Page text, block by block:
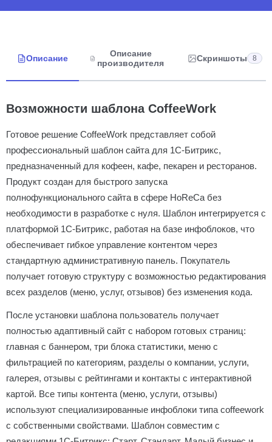
Описание
Описание
производителя
Скриншоты 8
Возможности шаблона CoffeeWork
Готовое решение CoffeeWork представляет собой
профессиональный шаблон сайта для 1С-Битрикс,
предназначенный для кофеен, кафе, пекарен и ресторанов.
Продукт создан для быстрого запуска
полнофункционального сайта в сфере HoReCa без
необходимости в разработке с нуля. Шаблон интегрируется с
платформой 1С-Битрикс, работая на базе инфоблоков, что
обеспечивает гибкое управление контентом через
стандартную административную панель. Покупатель
получает готовую структуру с возможностью редактирования
всех разделов (меню, услуг, отзывов) без изменения кода.
После установки шаблона пользователь получает
полностью адаптивный сайт с набором готовых страниц:
главная с баннером, три блока статистики, меню с
фильтрацией по категориям, разделы о компании, услуги,
галерея, отзывы с рейтингами и контакты с интерактивной
картой. Все типы контента (меню, услуги, отзывы)
используют специализированные инфоблоки типа coffeework
с собственными свойствами. Шаблон совместим с